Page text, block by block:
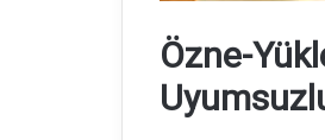
Özne-